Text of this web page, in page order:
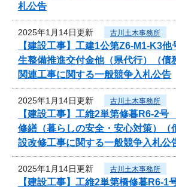
札公告
2025年1月14日更新 古川土木事務所
【建設工事】工建1公第Z6-M1-K3
生整備推進交付金他（県代行）（債
関連工事に関する一般競争入札公告
2025年1月14日更新 古川土木事務所
【建設工事】工維2単第修暮R6-2
修繕（暮らしの安全・安心対策）（
設改修工事に関する一般競争入札公
2025年1月14日更新 古川土木事務所
【建設工事】工維2単第橋修暮